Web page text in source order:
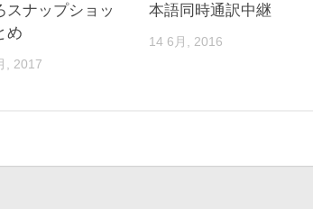
スナップショッ
め
, 2017
本語同時通訳中継
14 6月, 2016